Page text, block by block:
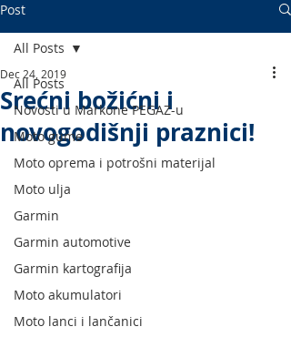
Post
All Posts
Novosti u Markone PEGAZ-u
Moto gume
Moto oprema i potrošni materijal
Moto ulja
Garmin
Garmin automotive
Garmin kartografija
Moto akumulatori
Moto lanci i lančanici
All Posts
Srećni božićni i
novogodišnji praznici!
Dec 24, 2019